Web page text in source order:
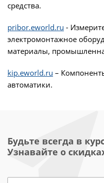
средства.
pribor.eworld.ru -
электромонтажное
материалы,
kip.eworld.ru –
автоматики.
Будьте всегда в
Узнавайте о